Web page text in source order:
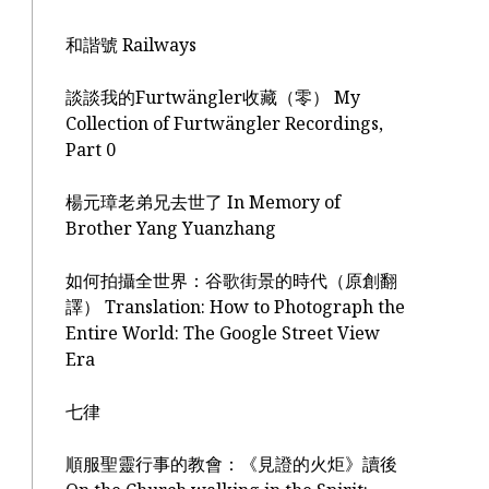
和諧號 Railways
談談我的Furtwängler收藏（零） My
Collection of Furtwängler Recordings,
Part 0
楊元璋老弟兄去世了 In Memory of
Brother Yang Yuanzhang
如何拍攝全世界：谷歌街景的時代（原創翻
譯） Translation: How to Photograph the
Entire World: The Google Street View
Era
七律
順服聖靈行事的教會：《見證的火炬》讀後